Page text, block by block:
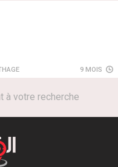
9 MOIS
à votre recherche